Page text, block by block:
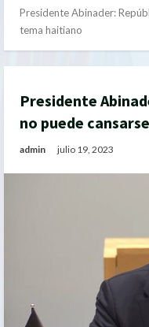
Presidente Abinader:
tema haitiano
Presidente
no puede
admin julio 19, 2023